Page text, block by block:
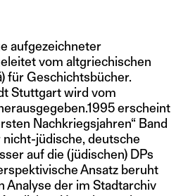
aufgezeichneter
vom altgriechischen
für Geschichtsbücher.
Stuttgart wird vom
erscheint
Nachkriegsjahren“ Band
jüdische, deutsche
auf die (jüdischen) DPs
Ansatz beruht
Analyse der im Stadtarchiv